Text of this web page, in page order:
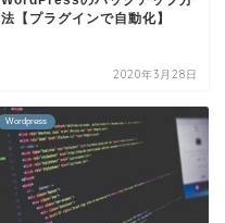
法【プラグインで自動化】
2020年3月28日
Wordpress